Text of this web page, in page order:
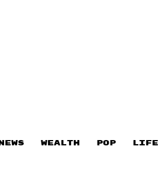
NEWS WEALTH POP LIFE